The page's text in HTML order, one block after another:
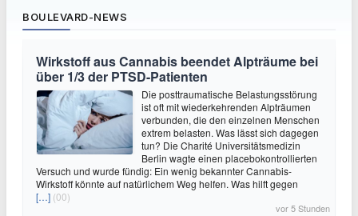
BOULEVARD-NEWS
Wirkstoff aus Cannabis beendet Alpträume bei
über 1/3 der PTSD-Patienten
Die posttraumatische Belastungsstörung
ist oft mit wiederkehrenden Alpträumen
verbunden, die den einzelnen Menschen
extrem belasten. Was lässt sich dagegen
tun? Die Charité Universitätsmedizin
Berlin wagte einen placebokontrollierten
Versuch und wurde fündig: Ein wenig bekannter Cannabis-
Wirkstoff könnte auf natürlichem Weg helfen. Was hilft gegen
[…] (00)
vor 5 Stunden